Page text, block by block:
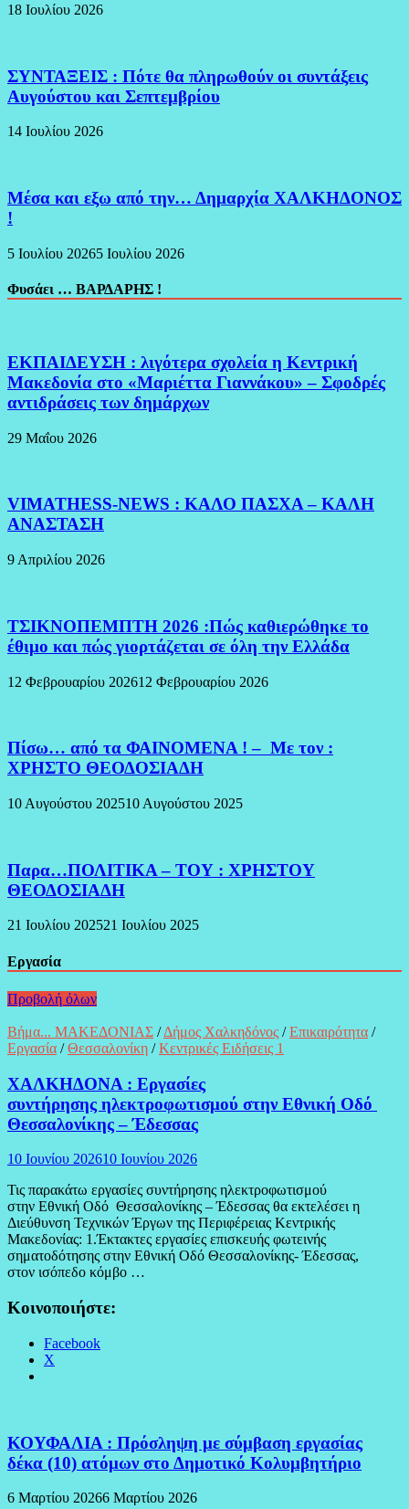
18 Ιουλίου 2026
ΣΥΝΤΑΞΕΙΣ : Πότε θα πληρωθούν οι συντάξεις
Αυγούστου και Σεπτεμβρίου
14 Ιουλίου 2026
Μέσα και εξω από την… Δημαρχία ΧΑΛΚΗΔΟΝΟΣ
!
5 Ιουλίου 20265 Ιουλίου 2026
Φυσάει … ΒΑΡΔΑΡΗΣ !
ΕΚΠΑΙΔΕΥΣΗ : λιγότερα σχολεία η Κεντρική
Μακεδονία στο «Μαριέττα Γιαννάκου» – Σφοδρές
αντιδράσεις των δημάρχων
29 Μαΐου 2026
VIMATHESS-NEWS : ΚΑΛΟ ΠΑΣΧΑ – ΚΑΛΗ
ΑΝΑΣΤΑΣΗ
9 Απριλίου 2026
ΤΣΙΚΝΟΠΕΜΠΤΗ 2026 :Πώς καθιερώθηκε το
έθιμο και πώς γιορτάζεται σε όλη την Ελλάδα
12 Φεβρουαρίου 202612 Φεβρουαρίου 2026
Πίσω… από τα ΦΑΙΝΟΜΕΝΑ ! – Με τον :
ΧΡΗΣΤΟ ΘΕΟΔΟΣΙΑΔΗ
10 Αυγούστου 202510 Αυγούστου 2025
Παρα…ΠΟΛΙΤΙΚΑ – ΤΟΥ : ΧΡΗΣΤΟΥ
ΘΕΟΔΟΣΙΑΔΗ
21 Ιουλίου 202521 Ιουλίου 2025
Εργασία
Προβολή όλων
Βήμα... ΜΑΚΕΔΟΝΙΑΣ /Δήμος Χαλκηδόνος /Επικαιρότητα /
Εργασία /Θεσσαλονίκη /Κεντρικές Ειδήσεις 1
ΧΑΛΚΗΔΟΝΑ : Εργασίες
συντήρησης ηλεκτροφωτισμού στην Εθνική Οδό
Θεσσαλονίκης – Έδεσσας
10 Ιουνίου 202610 Ιουνίου 2026
Τις παρακάτω εργασίες συντήρησης ηλεκτροφωτισμού
στην Εθνική Οδό Θεσσαλονίκης – Έδεσσας θα εκτελέσει η
Διεύθυνση Τεχνικών Έργων της Περιφέρειας Κεντρικής
Μακεδονίας: 1.Έκτακτες εργασίες επισκευής φωτεινής
σηματοδότησης στην Εθνική Οδό Θεσσαλονίκης- Έδεσσας,
στον ισόπεδο κόμβο …
Κοινοποιήστε:
Facebook
X
ΚΟΥΦΑΛΙΑ : Πρόσληψη με σύμβαση εργασίας
δέκα (10) ατόμων στο Δημοτικό Κολυμβητήριο
6 Μαρτίου 20266 Μαρτίου 2026